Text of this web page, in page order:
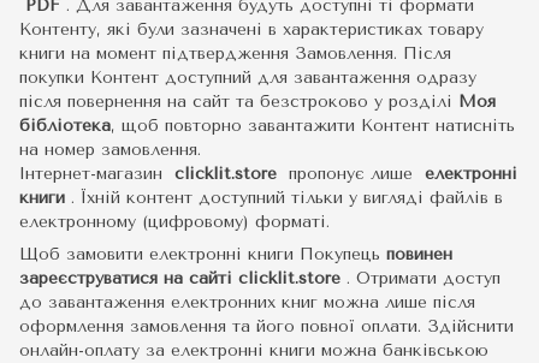
PDF . Для завантаження будуть доступні ті формати
Контенту, які були зазначені в характеристиках товару
книги на момент підтвердження Замовлення. Після
покупки Контент доступний для завантаження одразу
після повернення на сайт та безстроково у розділі Моя
бібліотека, щоб повторно завантажити Контент натисніть
на номер замовлення.
Інтернет-магазин clicklit.store пропонує лише електронні
книги . Їхній контент доступний тільки у вигляді файлів в
електронному (цифровому) форматі.
Щоб замовити електронні книги Покупець повинен
зареєструватися на сайті clicklit.store . Отримати доступ
до завантаження електронних книг можна лише після
оформлення замовлення та його повної оплати. Здійснити
онлайн-оплату за електронні книги можна банківською